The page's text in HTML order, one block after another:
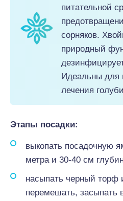
питательной
сорняков.
природный
Идеальны для
лечения
Этапы посадки:
выкопать посадочную
метра и 30-40 см
насыпать черный торф
перемешать, засыпать